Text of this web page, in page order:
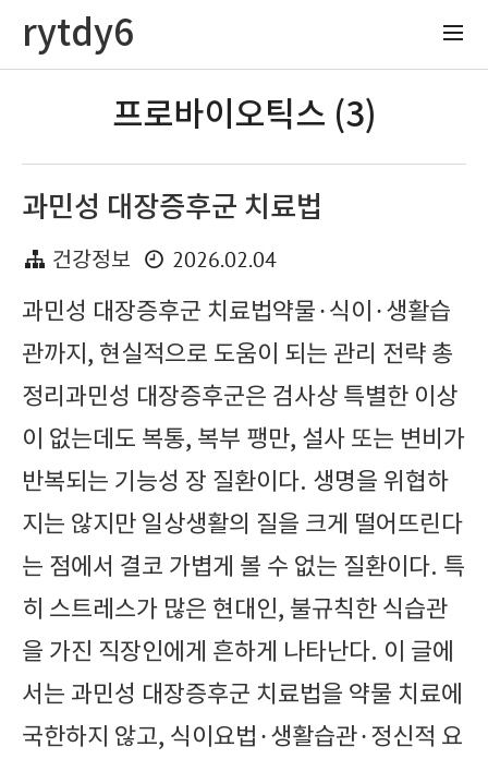
rytdy6
프로바이오틱스 (3)
과민성 대장증후군 치료법
건강정보
2026.02.04
과민성 대장증후군 치료법약물·식이·생활습
관까지, 현실적으로 도움이 되는 관리 전략 총
정리과민성 대장증후군은 검사상 특별한 이상
이 없는데도 복통, 복부 팽만, 설사 또는 변비가
반복되는 기능성 장 질환이다. 생명을 위협하
지는 않지만 일상생활의 질을 크게 떨어뜨린다
는 점에서 결코 가볍게 볼 수 없는 질환이다. 특
히 스트레스가 많은 현대인, 불규칙한 식습관
을 가진 직장인에게 흔하게 나타난다. 이 글에
서는 과민성 대장증후군 치료법을 약물 치료에
국한하지 않고, 식이요법·생활습관·정신적 요